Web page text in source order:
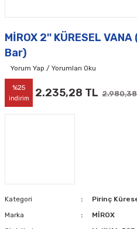
MİROX 2'' KÜRESEL
Bar)
Yorum Yap / Yorumları Oku
%25
indirim 2.235,28 TL
Kategori
Pirinç
Marka
MİROX